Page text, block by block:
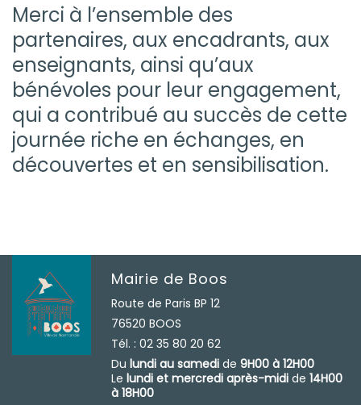
Merci à l’ensemble des
partenaires, aux encadrants, aux
enseignants, ainsi qu’aux
bénévoles pour leur engagement,
qui a contribué au succès de cette
journée riche en échanges, en
découvertes et en sensibilisation.
Mairie de Boos
Route de Paris BP 12
76520 BOOS
Tél. : 02 35 80 20 62
Dulundi au samedi de9H00 à 12H00
Lelundi et mercredi après-midi de14H00
à 18H00